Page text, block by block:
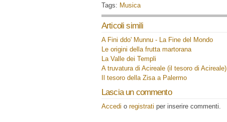
Tags: Musica
Articoli simili
A Fini ddo' Munnu - La Fine del Mondo
Le origini della frutta martorana
La Valle dei Templi
A truvatura di Acireale (il tesoro di Acireale)
Il tesoro della Zisa a Palermo
Lascia un commento
Accedi o registrati per inserire commenti.